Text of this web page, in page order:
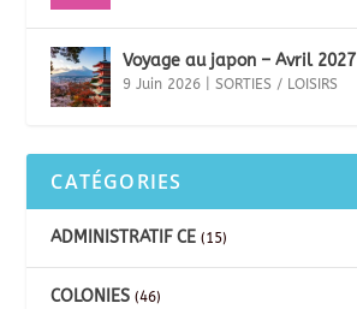
Voyage au japon – Avril 2027
9 Juin 2026 |SORTIES / LOISIRS
CATÉGORIES
ADMINISTRATIF CE (15)
COLONIES (46)